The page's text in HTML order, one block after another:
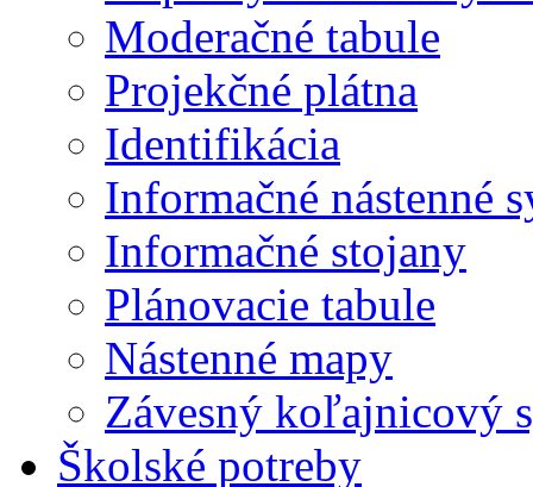
Moderačné tabule
Projekčné plátna
Identifikácia
Informačné nástenné
Informačné stojany
Plánovacie tabule
Nástenné mapy
Závesný koľajnicový
Školské potreby